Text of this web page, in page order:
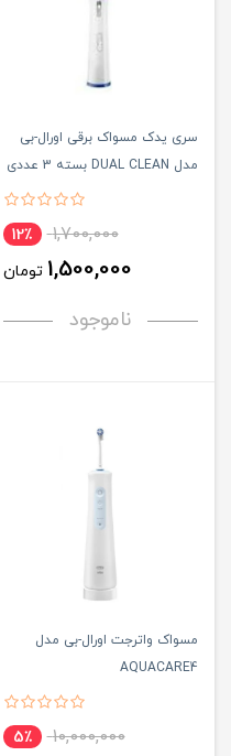
سری یدک مسواک برقی اورال-بی
مدل DUAL CLEAN بسته 3 عددی
1,700,000 12٪
1,500,000 تومان
ناموجود
مسواک واترجت اورال-بی مدل
AQUACARE4
10,000,000 5٪